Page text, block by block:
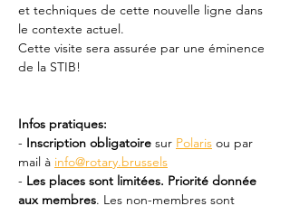
et techniques de cette nouvelle ligne dans
le contexte actuel.
Cette visite sera assurée par une éminence
de la STIB!
Infos pratiques:
- Inscription obligatoire sur Polaris ou par
mail à info@rotary.brussels
- Les places sont limitées. Priorité donnée
aux membres. Les non-membres sont